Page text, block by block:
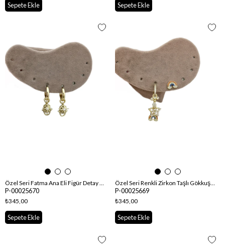
Sepete Ekle Sepete Ekle
Özel Seri Fatma Ana Eli Figür Detay Çoklu Charm Küpe
P-00025670
₺345,00
Sepete Ekle
Özel Seri Renkli Zirkon Taşlı Gökkuşağı Detay Çoklu Charm Küpe
P-00025669
₺345,00
Sepete Ekle